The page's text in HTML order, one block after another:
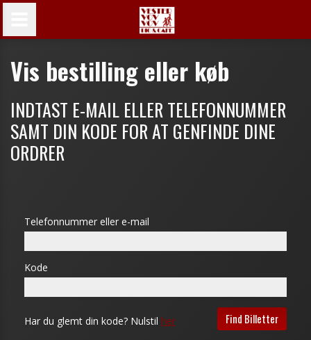
Vis bestilling eller køb
INDTAST E-MAIL ELLER TELEFONNUMMER
SAMT DIN KODE FOR AT GENFINDE DINE
ORDRER